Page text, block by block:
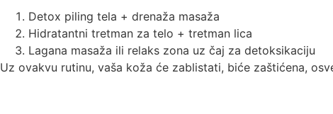
Detox piling tela + drenaža masaža
Hidratantni tretman za telo + tretman lica
Lagana masaža ili relaks zona uz čaj za detoksikaciju
Uz ovakvu rutinu, vaša koža će zablistati, biće zaštićena,